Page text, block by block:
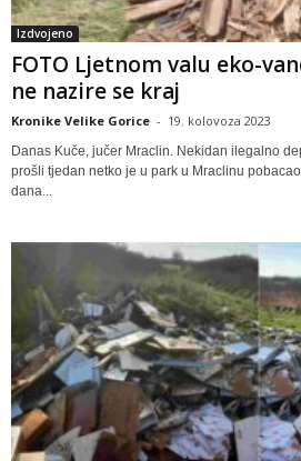
Izdvojeno
FOTO Ljetnom valu eko-
ne nazire se kraj
Kronike Velike Gorice - 19. kolovoza 2023
Danas Kuče, jučer Mraclin. Nekidan ilegalno
prošli tjedan netko je u park u Mraclinu
dana...